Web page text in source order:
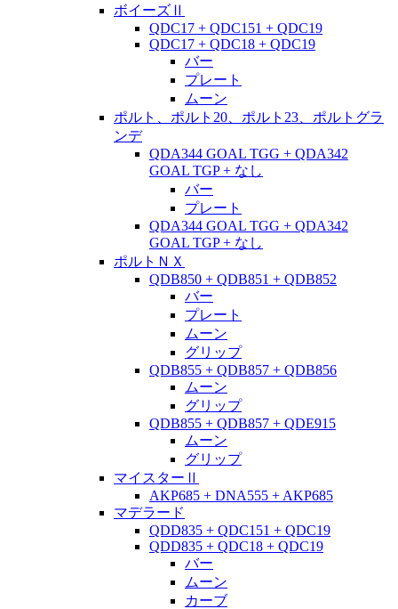
ボイーズⅡ
QDC17 + QDC151 + QDC19
QDC17 + QDC18 + QDC19
バー
プレート
ムーン
ポルト、ポルト20、ポルト23、ポルトグラ
ンデ
QDA344 GOAL TGG + QDA342
GOAL TGP + なし
バー
プレート
QDA344 GOAL TGG + QDA342
GOAL TGP + なし
ポルトＮＸ
QDB850 + QDB851 + QDB852
バー
プレート
ムーン
グリップ
QDB855 + QDB857 + QDB856
ムーン
グリップ
QDB855 + QDB857 + QDE915
ムーン
グリップ
マイスターⅡ
AKP685 + DNA555 + AKP685
マデラード
QDD835 + QDC151 + QDC19
QDD835 + QDC18 + QDC19
バー
ムーン
カーブ